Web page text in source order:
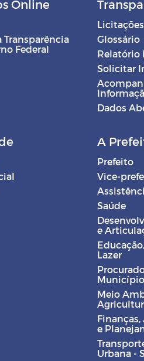
Online
Transparência
Federal
Licitações
Glossário
Relatório
Solicitar
Dados
A
Prefeito
Vice-
Saúde
e
Lazer
Município
Meio
e
Urbana -